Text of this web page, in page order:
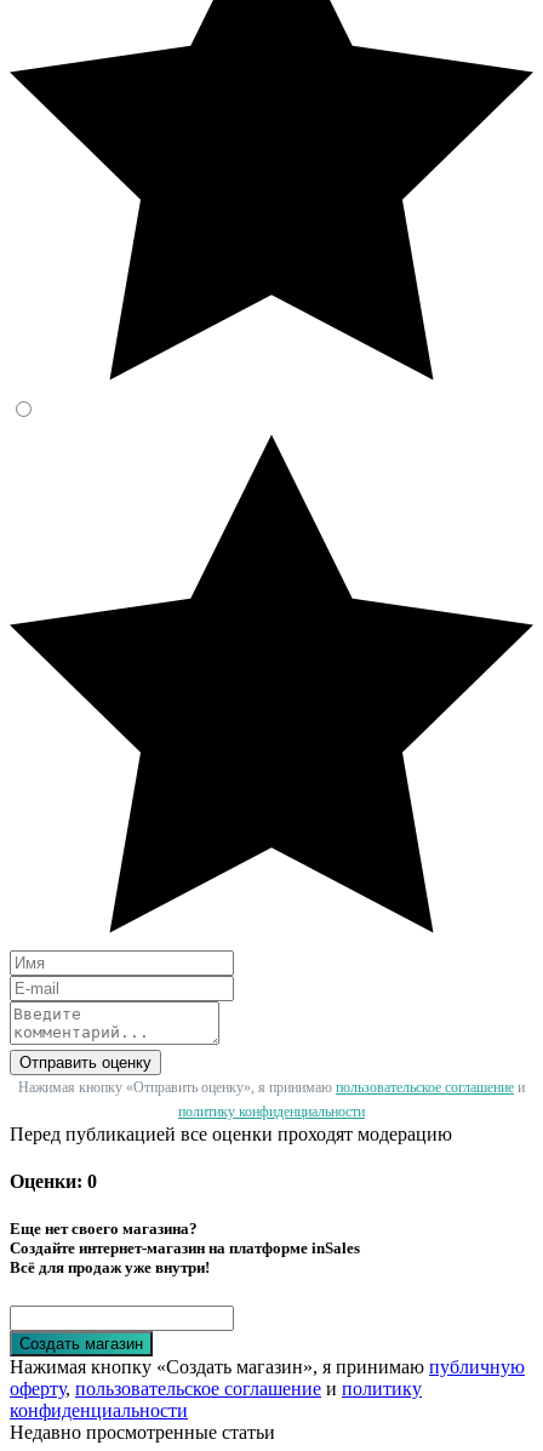
Отправить оценку
Нажимая кнопку «Отправить оценку», я принимаю пользовательское соглашение и
политику конфиденциальности
Перед публикацией все оценки проходят модерацию
Оценки: 0
Еще нет своего магазина?
Создайте интернет-магазин на платформе inSales
Всё для продаж уже внутри!
Создать магазин
Нажимая кнопку «Создать магазин», я принимаю публичную
оферту, пользовательское соглашение и политику
конфиденциальности
Недавно просмотренные статьи